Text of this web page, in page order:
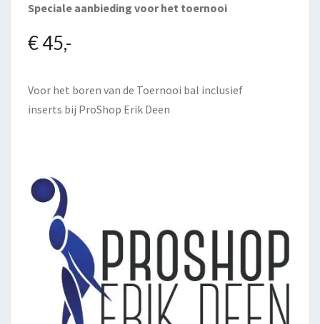
Speciale aanbieding voor het toernooi
€ 45,-
Voor het boren van de Toernooi bal inclusief
inserts bij ProShop Erik Deen